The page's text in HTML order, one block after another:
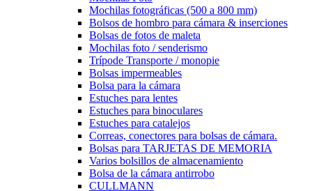
Mochilas fotográficas (500 a 800 mm)
Bolsos de hombro para cámara & inserciones
Bolsas de fotos de maleta
Mochilas foto / senderismo
Trípode Transporte / monopie
Bolsas impermeables
Bolsa para la cámara
Estuches para lentes
Estuches para binoculares
Estuches para catalejos
Correas, conectores para bolsas de cámara.
Bolsas para TARJETAS DE MEMORIA
Varios bolsillos de almacenamiento
Bolsa de la cámara antirrobo
CULLMANN